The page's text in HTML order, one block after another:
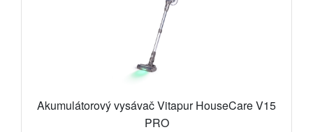
Akumulátorový vysávač Vitapur HouseCare V15
PRO